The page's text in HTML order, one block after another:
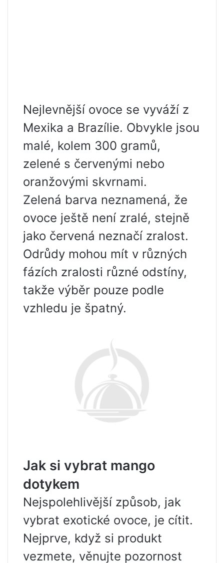
Nejlevnější ovoce se vyváží z
Mexika a Brazílie. Obvykle jsou
malé, kolem 300 gramů,
zelené s červenými nebo
oranžovými skvrnami.
Zelená barva neznamená, že
ovoce ještě není zralé, stejně
jako červená neznačí zralost.
Odrůdy mohou mít v různých
fázích zralosti různé odstíny,
takže výběr pouze podle
vzhledu je špatný.
Jak si vybrat mango
dotykem
Nejspolehlivější způsob, jak
vybrat exotické ovoce, je cítit.
Nejprve, když si produkt
vezmete, věnujte pozornost